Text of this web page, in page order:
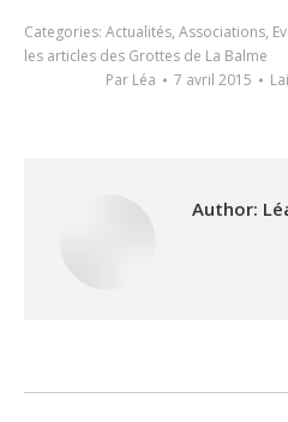
Categories: Actualités, Associations,
les articles des Grottes de La Balme
Par Léa 7 avril 2015
Author: